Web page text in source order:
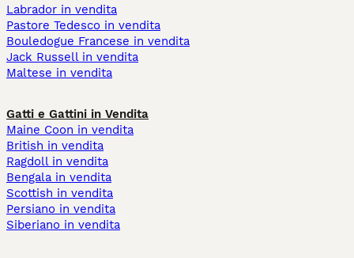
Labrador in vendita
Pastore Tedesco in vendita
Bouledogue Francese in vendita
Jack Russell in vendita
Maltese in vendita
Gatti e Gattini in Vendita
Maine Coon in vendita
British in vendita
Ragdoll in vendita
Bengala in vendita
Scottish in vendita
Persiano in vendita
Siberiano in vendita